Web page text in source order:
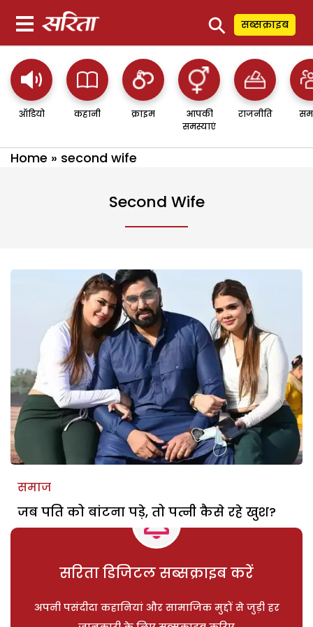
⚲ सब्सक्राइब
ऑडियो कहानी क्राइम
आपकी
समस्याएं
राजनीति
Home » second wife
Second Wife
समाज
जब पति को बांटना पड़े, तो पत्नी कैसे रहे खुश?
सरिता डिजिटल सब्सक्राइब करें
अपनी पसंदीदा कहानियां और सामाजिक मुद्दों से जुड़ी हर